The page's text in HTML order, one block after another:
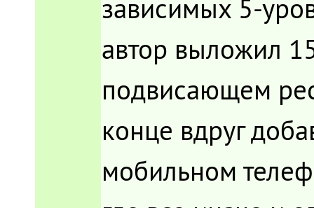
зависимых 5-
автор выложил
подвисающем
конце вдруг
мобильном